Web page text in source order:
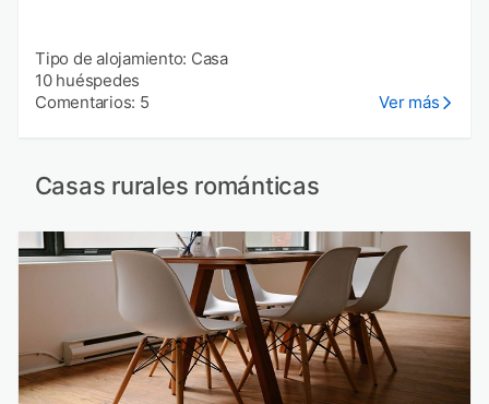
Tipo de alojamiento: Casa
10 huéspedes
Comentarios: 5
Ver más
Casas rurales románticas